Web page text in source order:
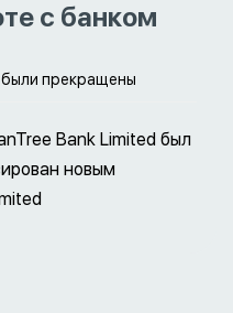
с банком
прекращены
Bank Limited был
новым